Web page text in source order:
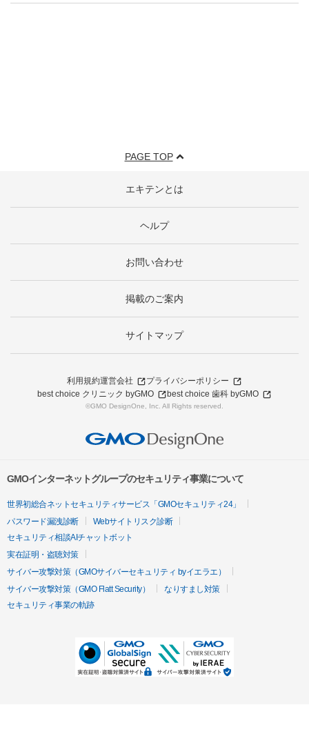
PAGE TOP
エキテンとは
ヘルプ
お問い合わせ
掲載のご案内
サイトマップ
利用規約運営会社
プライバシーポリシー
best choice クリニック byGMO
best choice 歯科 byGMO
©GMO DesignOne, Inc. All Rights reserved.
GMOインターネットグループのセキュリティ事業について
世界初総合ネットセキュリティサービス「GMOセキュリティ24」
パスワード漏洩診断
Webサイトリスク診断
セキュリティ相談AIチャットボット
実在証明・盗聴対策
サイバー攻撃対策（GMOサイバーセキュリティ byイエラエ）
サイバー攻撃対策（GMO Flatt Security）
なりすまし対策
セキュリティ事業の軌跡